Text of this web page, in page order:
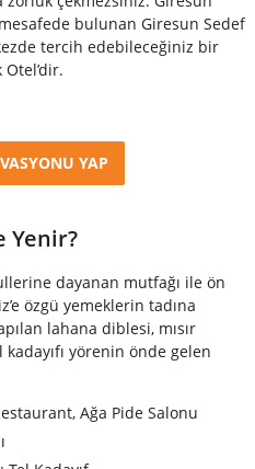
bulunan Giresun Sedef
tercih edebileceğiniz bir
YAP
Yenir?
dayanan mutfağı ile ön
özgü yemeklerin tadına
lahana diblesi, mısır
kadayıfı yörenin önde gelen
Ağa Pide Salonu